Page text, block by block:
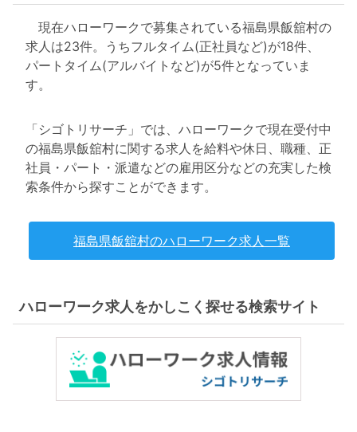
現在ハローワークで募集されている福島県飯舘村の
求人は23件。うちフルタイム(正社員など)が18件、
パートタイム(アルバイトなど)が5件となっていま
す。
「シゴトリサーチ」では、ハローワークで現在受付中
の福島県飯舘村に関する求人を給料や休日、職種、正
社員・パート・派遣などの雇用区分などの充実した検
索条件から探すことができます。
福島県飯舘村のハローワーク求人一覧
ハローワーク求人をかしこく探せる検索サイト